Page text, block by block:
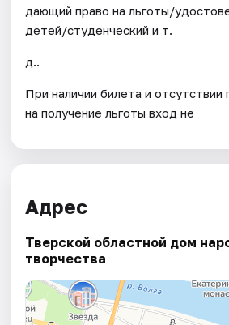
дающий право на льготы/
детей/студенческий и т.
д..
При наличии билета и отсутствии
на получение льготы вход не
Адрес
Тверской областной дом
творчества